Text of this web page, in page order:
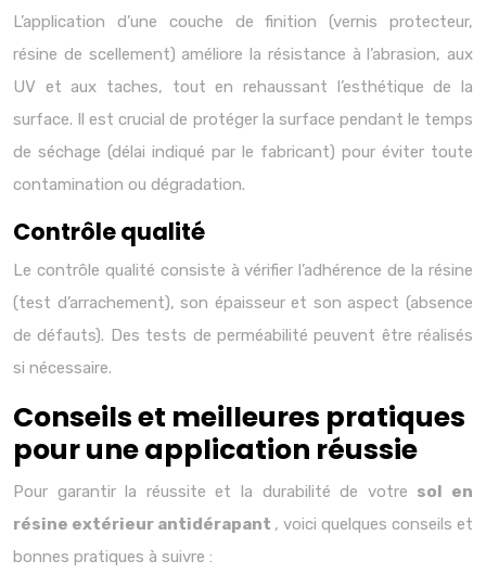
L’application d’une couche de finition (vernis protecteur,
résine de scellement) améliore la résistance à l’abrasion, aux
UV et aux taches, tout en rehaussant l’esthétique de la
surface. Il est crucial de protéger la surface pendant le temps
de séchage (délai indiqué par le fabricant) pour éviter toute
contamination ou dégradation.
Contrôle qualité
Le contrôle qualité consiste à vérifier l’adhérence de la résine
(test d’arrachement), son épaisseur et son aspect (absence
de défauts). Des tests de perméabilité peuvent être réalisés
si nécessaire.
Conseils et meilleures pratiques
pour une application réussie
Pour garantir la réussite et la durabilité de votre sol en
résine extérieur antidérapant , voici quelques conseils et
bonnes pratiques à suivre :